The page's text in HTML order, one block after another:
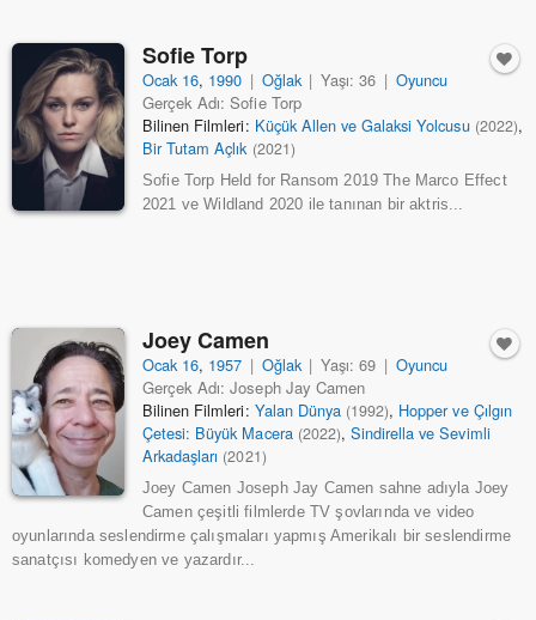
Sofie Torp
Ocak 16, 1990 | Oğlak | Yaşı: 36 | Oyuncu
Gerçek Adı: Sofie Torp
Bilinen Filmleri: Küçük Allen ve Galaksi Yolcusu (2022),
Bir Tutam Açlık (2021)
Sofie Torp Held for Ransom 2019 The Marco Effect
2021 ve Wildland 2020 ile tanınan bir aktris...
Joey Camen
Ocak 16, 1957 | Oğlak | Yaşı: 69 | Oyuncu
Gerçek Adı: Joseph Jay Camen
Bilinen Filmleri: Yalan Dünya (1992), Hopper ve Çılgın
Çetesi: Büyük Macera (2022), Sindirella ve Sevimli
Arkadaşları (2021)
Joey Camen Joseph Jay Camen sahne adıyla Joey
Camen çeşitli filmlerde TV şovlarında ve video
oyunlarında seslendirme çalışmaları yapmış Amerikalı bir seslendirme
sanatçısı komedyen ve yazardır...